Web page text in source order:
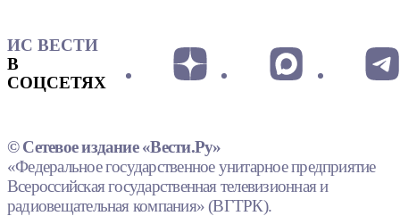
ИС ВЕСТИ
В
СОЦСЕТЯХ
© Сетевое издание «Вести.Ру»
«Федеральное государственное унитарное предприятие
Всероссийская государственная телевизионная и
радиовещательная компания» (ВГТРК).